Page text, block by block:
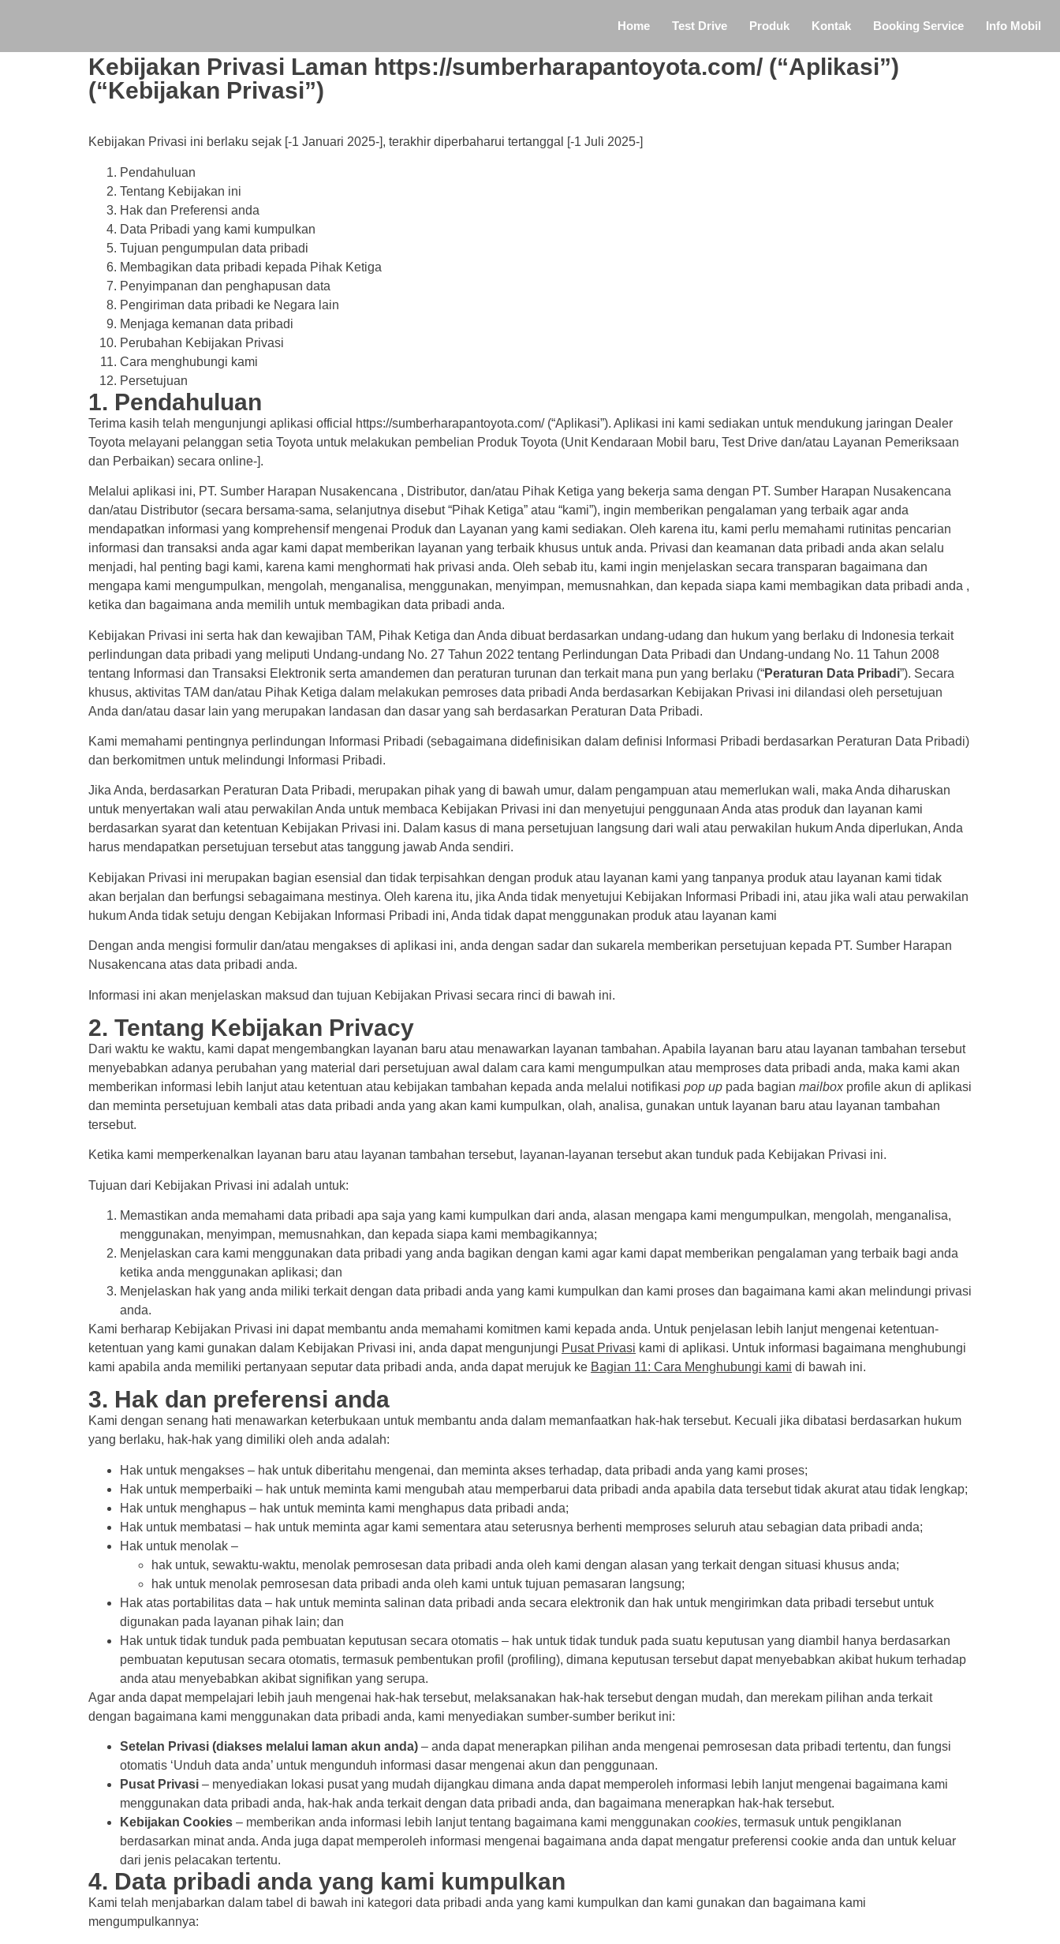
Home Test Drive Produk Kontak Booking Service Info Mobil
Kebijakan Privasi Laman https://sumberharapantoyota.com/ (“Aplikasi”)
(“Kebijakan Privasi”)
Kebijakan Privasi ini berlaku sejak [-1 Januari 2025-], terakhir diperbaharui tertanggal [-1 Juli 2025-]
Pendahuluan
Tentang Kebijakan ini
Hak dan Preferensi anda
Data Pribadi yang kami kumpulkan
Tujuan pengumpulan data pribadi
Membagikan data pribadi kepada Pihak Ketiga
Penyimpanan dan penghapusan data
Pengiriman data pribadi ke Negara lain
Menjaga kemanan data pribadi
Perubahan Kebijakan Privasi
Cara menghubungi kami
Persetujuan
1. Pendahuluan
Terima kasih telah mengunjungi aplikasi official https://sumberharapantoyota.com/ (“Aplikasi”). Aplikasi ini kami sediakan untuk mendukung jaringan Dealer
Toyota melayani pelanggan setia Toyota untuk melakukan pembelian Produk Toyota (Unit Kendaraan Mobil baru, Test Drive dan/atau Layanan Pemeriksaan
dan Perbaikan) secara online-].
Melalui aplikasi ini, PT. Sumber Harapan Nusakencana , Distributor, dan/atau Pihak Ketiga yang bekerja sama dengan PT. Sumber Harapan Nusakencana
dan/atau Distributor (secara bersama-sama, selanjutnya disebut “Pihak Ketiga” atau “kami”), ingin memberikan pengalaman yang terbaik agar anda
mendapatkan informasi yang komprehensif mengenai Produk dan Layanan yang kami sediakan. Oleh karena itu, kami perlu memahami rutinitas pencarian
informasi dan transaksi anda agar kami dapat memberikan layanan yang terbaik khusus untuk anda. Privasi dan keamanan data pribadi anda akan selalu
menjadi, hal penting bagi kami, karena kami menghormati hak privasi anda. Oleh sebab itu, kami ingin menjelaskan secara transparan bagaimana dan
mengapa kami mengumpulkan, mengolah, menganalisa, menggunakan, menyimpan, memusnahkan, dan kepada siapa kami membagikan data pribadi anda ,
ketika dan bagaimana anda memilih untuk membagikan data pribadi anda.
Kebijakan Privasi ini serta hak dan kewajiban TAM, Pihak Ketiga dan Anda dibuat berdasarkan undang-udang dan hukum yang berlaku di Indonesia terkait
perlindungan data pribadi yang meliputi Undang-undang No. 27 Tahun 2022 tentang Perlindungan Data Pribadi dan Undang-undang No. 11 Tahun 2008
tentang Informasi dan Transaksi Elektronik serta amandemen dan peraturan turunan dan terkait mana pun yang berlaku (“Peraturan Data Pribadi”). Secara
khusus, aktivitas TAM dan/atau Pihak Ketiga dalam melakukan pemroses data pribadi Anda berdasarkan Kebijakan Privasi ini dilandasi oleh persetujuan
Anda dan/atau dasar lain yang merupakan landasan dan dasar yang sah berdasarkan Peraturan Data Pribadi.
Kami memahami pentingnya perlindungan Informasi Pribadi (sebagaimana didefinisikan dalam definisi Informasi Pribadi berdasarkan Peraturan Data Pribadi)
dan berkomitmen untuk melindungi Informasi Pribadi.
Jika Anda, berdasarkan Peraturan Data Pribadi, merupakan pihak yang di bawah umur, dalam pengampuan atau memerlukan wali, maka Anda diharuskan
untuk menyertakan wali atau perwakilan Anda untuk membaca Kebijakan Privasi ini dan menyetujui penggunaan Anda atas produk dan layanan kami
berdasarkan syarat dan ketentuan Kebijakan Privasi ini. Dalam kasus di mana persetujuan langsung dari wali atau perwakilan hukum Anda diperlukan, Anda
harus mendapatkan persetujuan tersebut atas tanggung jawab Anda sendiri.
Kebijakan Privasi ini merupakan bagian esensial dan tidak terpisahkan dengan produk atau layanan kami yang tanpanya produk atau layanan kami tidak
akan berjalan dan berfungsi sebagaimana mestinya. Oleh karena itu, jika Anda tidak menyetujui Kebijakan Informasi Pribadi ini, atau jika wali atau perwakilan
hukum Anda tidak setuju dengan Kebijakan Informasi Pribadi ini, Anda tidak dapat menggunakan produk atau layanan kami
Dengan anda mengisi formulir dan/atau mengakses di aplikasi ini, anda dengan sadar dan sukarela memberikan persetujuan kepada PT. Sumber Harapan
Nusakencana atas data pribadi anda.
Informasi ini akan menjelaskan maksud dan tujuan Kebijakan Privasi secara rinci di bawah ini.
2. Tentang Kebijakan Privacy
Dari waktu ke waktu, kami dapat mengembangkan layanan baru atau menawarkan layanan tambahan. Apabila layanan baru atau layanan tambahan tersebut
menyebabkan adanya perubahan yang material dari persetujuan awal dalam cara kami mengumpulkan atau memproses data pribadi anda, maka kami akan
memberikan informasi lebih lanjut atau ketentuan atau kebijakan tambahan kepada anda melalui notifikasi pop up pada bagian mailbox profile akun di aplikasi
dan meminta persetujuan kembali atas data pribadi anda yang akan kami kumpulkan, olah, analisa, gunakan untuk layanan baru atau layanan tambahan
tersebut.
Ketika kami memperkenalkan layanan baru atau layanan tambahan tersebut, layanan-layanan tersebut akan tunduk pada Kebijakan Privasi ini.
Tujuan dari Kebijakan Privasi ini adalah untuk:
Memastikan anda memahami data pribadi apa saja yang kami kumpulkan dari anda, alasan mengapa kami mengumpulkan, mengolah, menganalisa,
menggunakan, menyimpan, memusnahkan, dan kepada siapa kami membagikannya;
Menjelaskan cara kami menggunakan data pribadi yang anda bagikan dengan kami agar kami dapat memberikan pengalaman yang terbaik bagi anda
ketika anda menggunakan aplikasi; dan
Menjelaskan hak yang anda miliki terkait dengan data pribadi anda yang kami kumpulkan dan kami proses dan bagaimana kami akan melindungi privasi
anda.
Kami berharap Kebijakan Privasi ini dapat membantu anda memahami komitmen kami kepada anda. Untuk penjelasan lebih lanjut mengenai ketentuan-
ketentuan yang kami gunakan dalam Kebijakan Privasi ini, anda dapat mengunjungi Pusat Privasi kami di aplikasi. Untuk informasi bagaimana menghubungi
kami apabila anda memiliki pertanyaan seputar data pribadi anda, anda dapat merujuk ke Bagian 11: Cara Menghubungi kami di bawah ini.
3. Hak dan preferensi anda
Kami dengan senang hati menawarkan keterbukaan untuk membantu anda dalam memanfaatkan hak-hak tersebut. Kecuali jika dibatasi berdasarkan hukum
yang berlaku, hak-hak yang dimiliki oleh anda adalah:
Hak untuk mengakses – hak untuk diberitahu mengenai, dan meminta akses terhadap, data pribadi anda yang kami proses;
Hak untuk memperbaiki – hak untuk meminta kami mengubah atau memperbarui data pribadi anda apabila data tersebut tidak akurat atau tidak lengkap;
Hak untuk menghapus – hak untuk meminta kami menghapus data pribadi anda;
Hak untuk membatasi – hak untuk meminta agar kami sementara atau seterusnya berhenti memproses seluruh atau sebagian data pribadi anda;
Hak untuk menolak –
hak untuk, sewaktu-waktu, menolak pemrosesan data pribadi anda oleh kami dengan alasan yang terkait dengan situasi khusus anda;
hak untuk menolak pemrosesan data pribadi anda oleh kami untuk tujuan pemasaran langsung;
Hak atas portabilitas data – hak untuk meminta salinan data pribadi anda secara elektronik dan hak untuk mengirimkan data pribadi tersebut untuk
digunakan pada layanan pihak lain; dan
Hak untuk tidak tunduk pada pembuatan keputusan secara otomatis – hak untuk tidak tunduk pada suatu keputusan yang diambil hanya berdasarkan
pembuatan keputusan secara otomatis, termasuk pembentukan profil (profiling), dimana keputusan tersebut dapat menyebabkan akibat hukum terhadap
anda atau menyebabkan akibat signifikan yang serupa.
Agar anda dapat mempelajari lebih jauh mengenai hak-hak tersebut, melaksanakan hak-hak tersebut dengan mudah, dan merekam pilihan anda terkait
dengan bagaimana kami menggunakan data pribadi anda, kami menyediakan sumber-sumber berikut ini:
Setelan Privasi (diakses melalui laman akun anda) – anda dapat menerapkan pilihan anda mengenai pemrosesan data pribadi tertentu, dan fungsi
otomatis ‘Unduh data anda’ untuk mengunduh informasi dasar mengenai akun dan penggunaan.
Pusat Privasi – menyediakan lokasi pusat yang mudah dijangkau dimana anda dapat memperoleh informasi lebih lanjut mengenai bagaimana kami
menggunakan data pribadi anda, hak-hak anda terkait dengan data pribadi anda, dan bagaimana menerapkan hak-hak tersebut.
Kebijakan Cookies – memberikan anda informasi lebih lanjut tentang bagaimana kami menggunakan cookies, termasuk untuk pengiklanan
berdasarkan minat anda. Anda juga dapat memperoleh informasi mengenai bagaimana anda dapat mengatur preferensi cookie anda dan untuk keluar
dari jenis pelacakan tertentu.
4. Data pribadi anda yang kami kumpulkan
Kami telah menjabarkan dalam tabel di bawah ini kategori data pribadi anda yang kami kumpulkan dan kami gunakan dan bagaimana kami
mengumpulkannya: